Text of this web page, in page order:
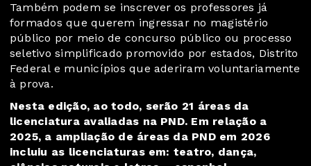
Também podem se inscrever os professores já
formados que querem ingressar no magistério
público por meio de concurso público ou processo
seletivo simplificado promovido por estados, Distrito
Federal e municípios que aderiram voluntariamente
à prova.
Nesta edição, ao todo, serão 21 áreas da
licenciatura avaliadas na PND. Em relação a
2025, a ampliação de áreas da PND em 2026
incluiu as licenciaturas em: teatro, dança,